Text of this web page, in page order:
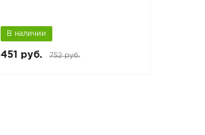
В наличии
451 руб. 752 руб.